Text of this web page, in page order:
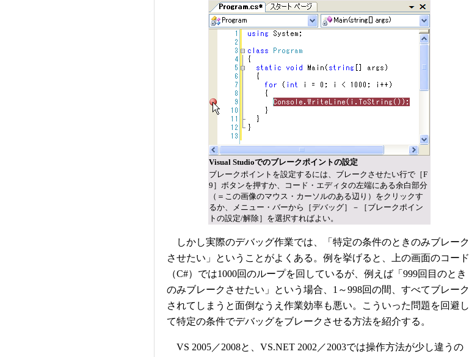
Visual Studioでのブレークポイントの設定
ブレークポイントを設定するには、ブレークさせたい行で［F
9］ボタンを押すか、コード・エディタの左端にある余白部分
（＝この画像のマウス・カーソルのある辺り）をクリックす
るか、メニュー・バーから［デバッグ］－［ブレークポイン
トの設定/解除］を選択すればよい。
しかし実際のデバッグ作業では、「特定の条件のときのみブレーク
させたい」ということがよくある。例を挙げると、上の画面のコード
（C#）では1000回のループを回しているが、例えば「999回目のとき
のみブレークさせたい」という場合、1～998回の間、すべてブレーク
されてしまうと面倒なうえ作業効率も悪い。こういった問題を回避し
て特定の条件でデバッグをブレークさせる方法を紹介する。
VS 2005／2008と、VS.NET 2002／2003では操作方法が少し違うの